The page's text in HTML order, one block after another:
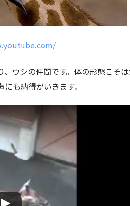
ウシの仲間です。体の形態こそ
も納得がいきます。